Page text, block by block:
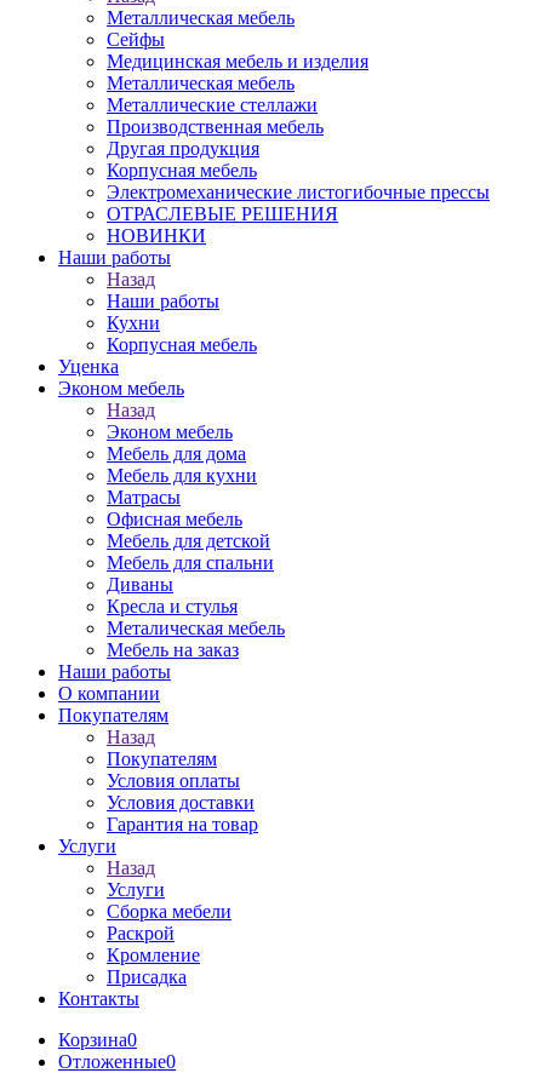
Металлическая мебель
Сейфы
Медицинская мебель и изделия
Металлическая мебель
Металлические стеллажи
Производственная мебель
Другая продукция
Корпусная мебель
Электромеханические листогибочные прессы
ОТРАСЛЕВЫЕ РЕШЕНИЯ
НОВИНКИ
Наши работы
Назад
Наши работы
Кухни
Корпусная мебель
Уценка
Эконом мебель
Назад
Эконом мебель
Мебель для дома
Мебель для кухни
Матрасы
Офисная мебель
Мебель для детской
Мебель для спальни
Диваны
Кресла и стулья
Металическая мебель
Мебель на заказ
Наши работы
О компании
Покупателям
Назад
Покупателям
Условия оплаты
Условия доставки
Гарантия на товар
Услуги
Назад
Услуги
Сборка мебели
Раскрой
Кромление
Присадка
Контакты
Корзина0
Отложенные0